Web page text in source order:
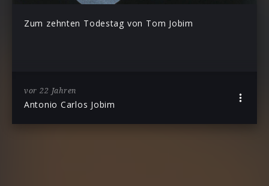
Zum zehnten Todestag von Tom Jobim
vor 22 Jahren
Antonio Carlos Jobim